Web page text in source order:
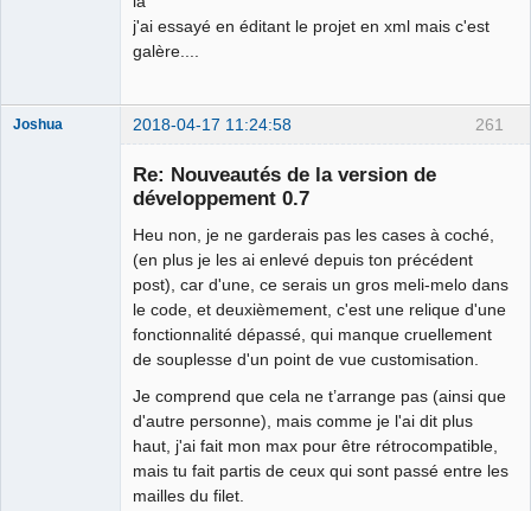
j'ai essayé en éditant le projet en xml mais c'est
galère....
261
Joshua 2018-04-17 11:24:58
Re: Nouveautés de la version de
développement 0.7
Heu non, je ne garderais pas les cases à coché,
(en plus je les ai enlevé depuis ton précédent
post), car d'une, ce serais un gros meli-melo dans
le code, et deuxièmement, c'est une relique d'une
fonctionnalité dépassé, qui manque cruellement
de souplesse d'un point de vue customisation.
Je comprend que cela ne t’arrange pas (ainsi que
d'autre personne), mais comme je l'ai dit plus
haut, j'ai fait mon max pour être rétrocompatible,
mais tu fait partis de ceux qui sont passé entre les
mailles du filet.